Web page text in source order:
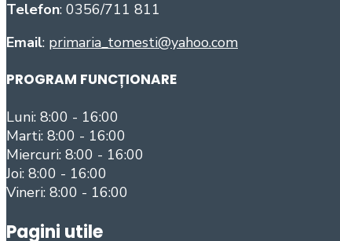
Telefon: 0356/711 811
Email: primaria_tomesti@yahoo.com
PROGRAM FUNCȚIONARE
Luni: 8:00 - 16:00
Marti: 8:00 - 16:00
Miercuri: 8:00 - 16:00
Joi: 8:00 - 16:00
Vineri: 8:00 - 16:00
Pagini utile